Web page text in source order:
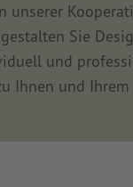
unserer
Sie
und
Ihnen und